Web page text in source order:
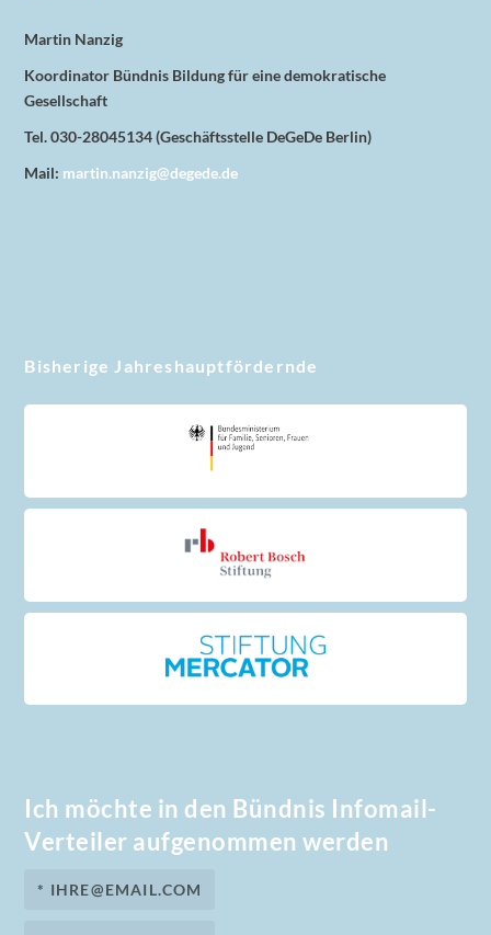
Martin Nanzig
Koordinator Bündnis Bildung für eine demokratische
Gesellschaft
Tel. 030-28045134 (Geschäftsstelle DeGeDe Berlin)
Mail: martin.nanzig@degede.de
Bisherige Jahreshauptfördernde
Ich möchte in den Bündnis Infomail-
Verteiler aufgenommen werden